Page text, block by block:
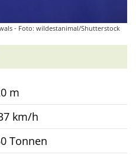
- Foto: wildestanimal/Shutterstock
m
km/h
Tonnen